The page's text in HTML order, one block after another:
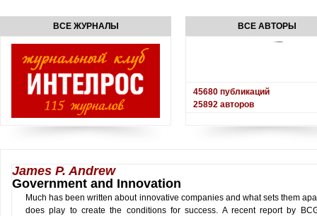
ВСЕ ЖУРНАЛЫ ВСЕ АВТОРЫ
45680 публикаций
25892 авторов
James P. Andrew
Government and Innovation
Much has been written about innovative companies and what sets them
does play to create the conditions for success. A recent report by